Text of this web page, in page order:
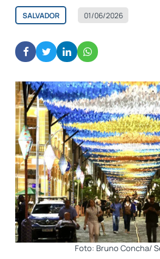
SALVADOR 01/06/2026
Foto: Bruno Concha/